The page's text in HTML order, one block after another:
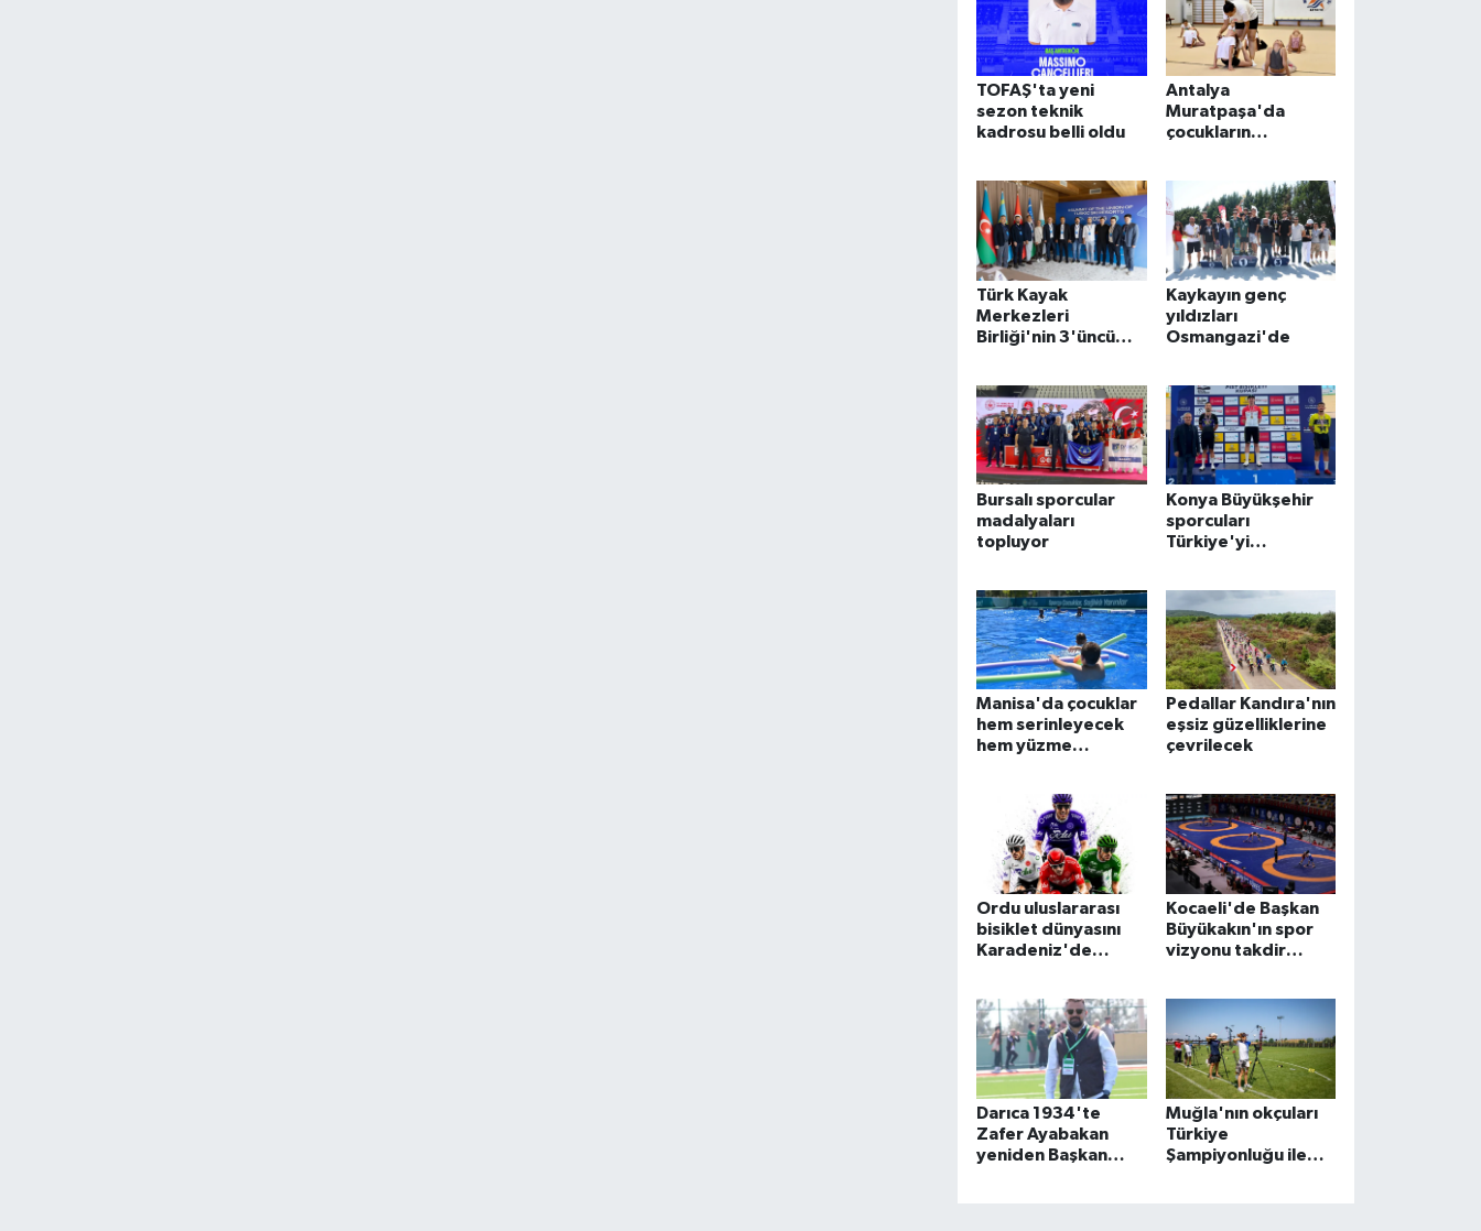
TOFAŞ'ta yeni
sezon teknik
kadrosu belli oldu
Antalya
Muratpaşa'da
çocukların
Türk Kayak
Merkezleri
Birliği'nin 3'üncü
Kaykayın genç
yıldızları
Osmangazi'de
Bursalı sporcular
madalyaları
topluyor
Konya Büyükşehir
sporcuları
Türkiye'yi
Manisa'da çocuklar
hem serinleyecek
hem yüzme
Pedallar Kandıra'nın
eşsiz güzelliklerine
çevrilecek
Ordu uluslararası
bisiklet dünyasını
Karadeniz'de
Kocaeli'de Başkan
Büyükakın'ın spor
vizyonu takdir
Darıca 1934'te
Zafer Ayabakan
yeniden Başkan
Muğla'nın okçuları
Türkiye
Şampiyonluğu ile